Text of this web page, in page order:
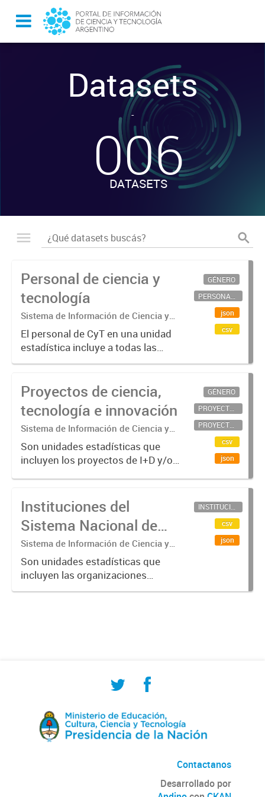
Datasets
-
006
DATASETS
Personal de ciencia y
tecnología
Sistema de Información de Ciencia y
Tecnología Argentino (SICYTAR)
El personal de CyT en una unidad
estadística incluye a todas las
personas involucradas
aquellas que brindan servicios
directos para las actividades de I +
D (como...
GÉNERO
PERSONAL CIENTÍFICO-TECNOLÓGICO
json
csv
Proyectos de ciencia,
tecnología e innovación
Sistema de Información de Ciencia y
Tecnología Argentino (SICYTAR)
Son unidades estadísticas que
incluyen los proyectos de I+D y/o
para crear resultados CyT y/o
innovativos en un tiempo
determinado...
GÉNERO
PROYECTOS CIENTÍFICOS
PROYECTOS TECNOLÓGICOS
csv
json
Instituciones del
Sistema Nacional de
Ciencia y Tecnología
Argentino
Sistema de Información de Ciencia y
Tecnología Argentino (SICYTAR)
Son unidades estadísticas que
incluyen las organizaciones
vinculadas con el Sistema Nacional
INSTITUCIONES CIENTÍFICO-TECNOLÓGICAS
csv
json
Contactanos
Desarrollado por